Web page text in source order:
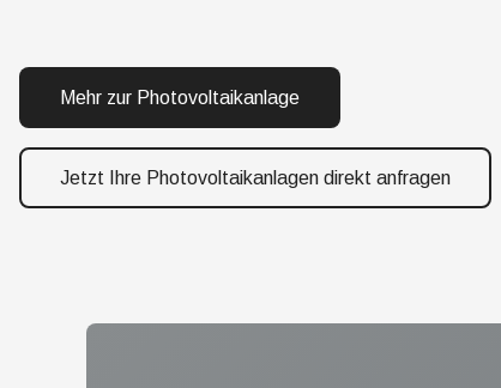
Mehr zur Photovoltaikanlage
Jetzt Ihre Photovoltaikanlagen direkt anfragen